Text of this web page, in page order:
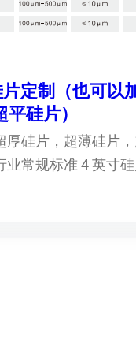
定制（也可以
硅片）
厚硅片，超薄硅片，
业常规标准 4 英寸